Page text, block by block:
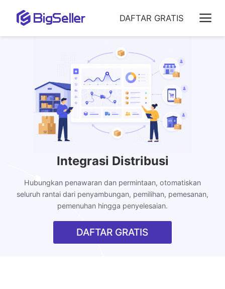
DAFTAR GRATIS
Integrasi Distribusi
Hubungkan penawaran dan permintaan, otomatiskan
seluruh rantai dari penyambungan, pemilihan, pemesanan,
pemenuhan hingga penyelesaian.
DAFTAR GRATIS